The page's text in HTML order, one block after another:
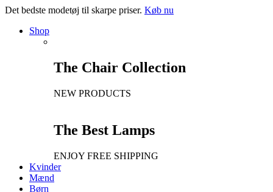
Det bedste modetøj til skarpe priser. Køb nu
Shop
The Chair Collection
NEW PRODUCTS
The Best Lamps
ENJOY FREE SHIPPING
Kvinder
Mænd
Børn